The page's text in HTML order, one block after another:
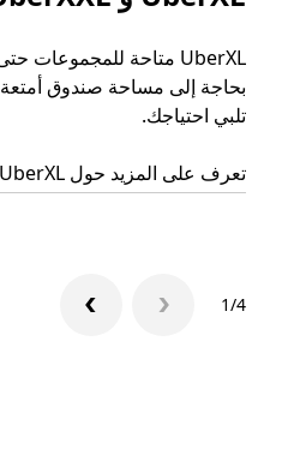
تلبي احتياجك.
تعرف على المزيد حول UberXL
1/4